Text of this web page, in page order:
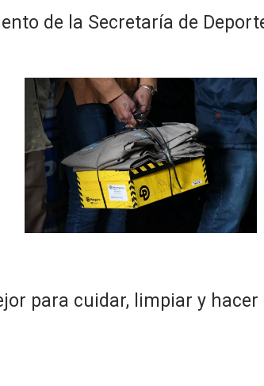
de la Secretaría de
para cuidar, limpiar y hacer